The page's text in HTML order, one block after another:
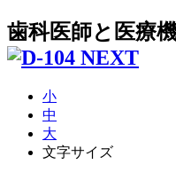
歯科医師と医療
小
中
大
文字サイズ